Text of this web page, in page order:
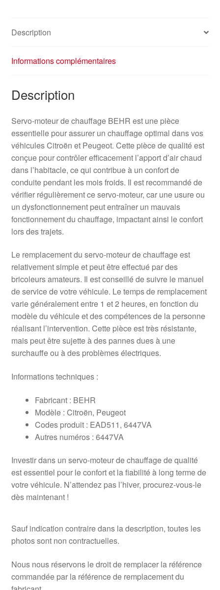
Description
Informations complémentaires
Description
Servo-moteur de chauffage BEHR est une pièce
essentielle pour assurer un chauffage optimal dans vos
véhicules Citroën et Peugeot. Cette pièce de qualité est
conçue pour contrôler efficacement l’apport d’air chaud
dans l’habitacle, ce qui contribue à un confort de
conduite pendant les mois froids. Il est recommandé de
vérifier régulièrement ce servo-moteur, car une usure ou
un dysfonctionnement peut entraîner un mauvais
fonctionnement du chauffage, impactant ainsi le confort
lors des trajets.
Le remplacement du servo-moteur de chauffage est
relativement simple et peut être effectué par des
bricoleurs amateurs. Il est conseillé de suivre le manuel
de service de votre véhicule. Le temps de remplacement
varie généralement entre 1 et 2 heures, en fonction du
modèle du véhicule et des compétences de la personne
réalisant l’intervention. Cette pièce est très résistante,
mais peut être sujette à des pannes dues à une
surchauffe ou à des problèmes électriques.
Informations techniques :
Fabricant : BEHR
Modèle : Citroën, Peugeot
Codes produit : EAD511, 6447VA
Autres numéros : 6447VA
Investir dans un servo-moteur de chauffage de qualité
est essentiel pour le confort et la fiabilité à long terme de
votre véhicule. N’attendez pas l’hiver, procurez-vous-le
dès maintenant !
Sauf indication contraire dans la description, toutes les
photos sont non contractuelles.
Nous nous réservons le droit de remplacer la référence
commandée par la référence de remplacement du